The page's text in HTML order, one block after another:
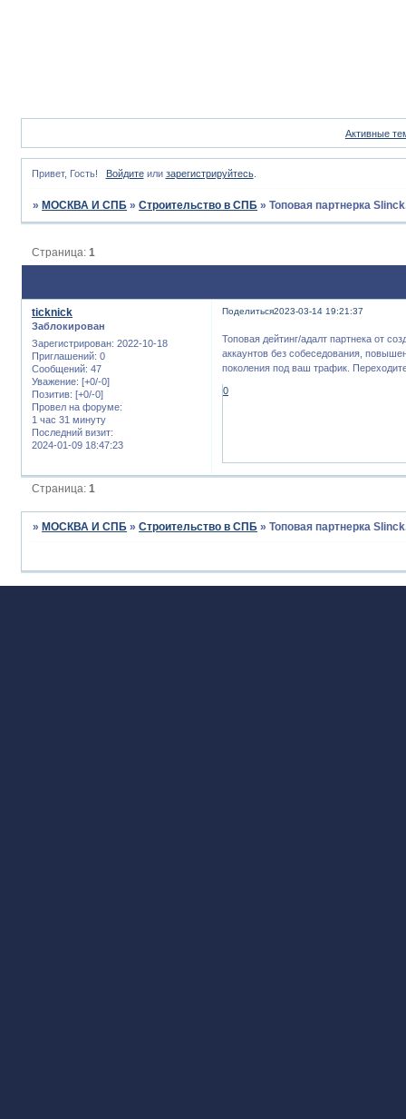
Активные
Привет, Гость! Войдитеили зарегистрируйтесь.
» МОСКВА И СПБ »Строительство в СПБ »Топовая партнерка
Страница:1
Поделиться2023-03-14 19:21:37
ticknick
Заблокирован
Зарегистрирован: 2022-10-18
Приглашений: 0
Сообщений: 47
Уважение: [+0/-0]
Позитив: [+0/-0]
Провел на форуме:
1 час 31 минуту
Последний визит:
2024-01-09 18:47:23
Топовая дейтинг/адалт партнека от
аккаунтов без собеседования,
поколения под ваш трафик.
0
Страница:1
» МОСКВА И СПБ »Строительство в СПБ »Топовая партнерка